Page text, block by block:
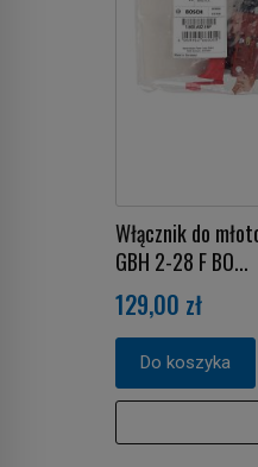
Włącznik do
GBH 2-28 F BO...
129,00 zł
Do koszyka